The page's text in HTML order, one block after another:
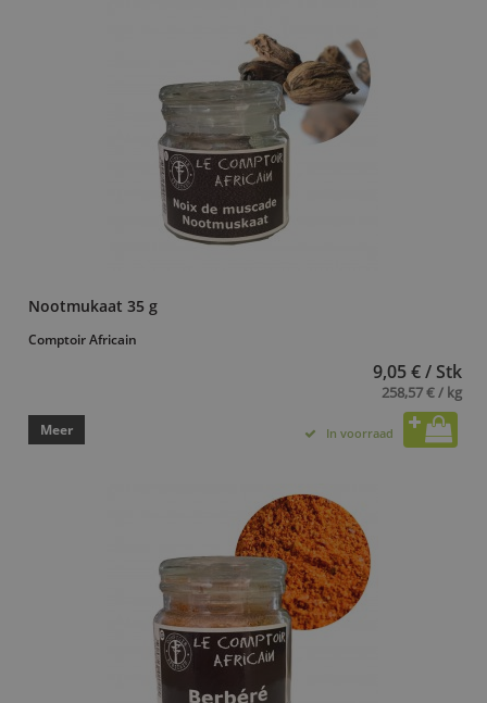
Nootmukaat 35 g
Comptoir Africain
9,05 € / Stk
258,57 € / kg
Meer In voorraad